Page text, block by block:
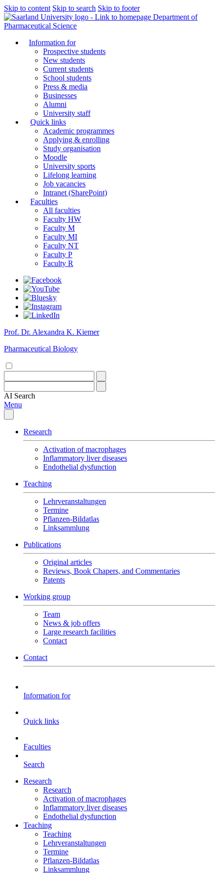
Skip to content Skip to search Skip to footer
Department of
Pharmaceutical Science
Information for
Prospective students
New students
Current students
School students
Press & media
Businesses
Alumni
University staff
Quick links
Academic programmes
Applying & enrolling
Study organisation
Moodle
University sports
Lifelong learning
Job vacancies
Intranet (SharePoint)
Faculties
All faculties
Faculty HW
Faculty M
Faculty MI
Faculty NT
Faculty P
Faculty R
Prof. Dr. Alexandra K. Kiemer
Pharmaceutical Biology
AI Search
Menu
Research
Activation of macrophages
Inflammatory liver diseases
Endothelial dysfunction
Teaching
Lehrveranstaltungen
Termine
Pflanzen-Bildatlas
Linksammlung
Publications
Original articles
Reviews, Book Chapers, and Commentaries
Patents
Working group
Team
News & job offers
Large research facilities
Contact
Contact
Information for
Quick links
Faculties
Search
Research
Research
Activation of macrophages
Inflammatory liver diseases
Endothelial dysfunction
Teaching
Teaching
Lehrveranstaltungen
Termine
Pflanzen-Bildatlas
Linksammlung